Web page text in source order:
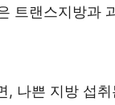
트랜스지방과
나쁜 지방 섭